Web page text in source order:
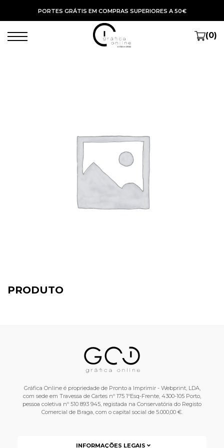
PORTES GRÁTIS EM COMPRAS SUPERIORES A 50€
(0)
PRODUTO
Gráfica Online é propriedade de Pronto a Imprimir - Webprint, LDA,
com sede em Travessa de Cartes nº 175 1ºEsq-Frente, 4300-105 Porto,
pessoa coletiva nº 510 893 945, registada na Conservatória do Registo
Comercial de Braga, com o capital social de 5.000,00 €.
INFORMAÇÕES LEGAIS